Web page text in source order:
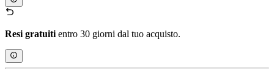
Resi gratuiti entro 30 giorni dal tuo acquisto.